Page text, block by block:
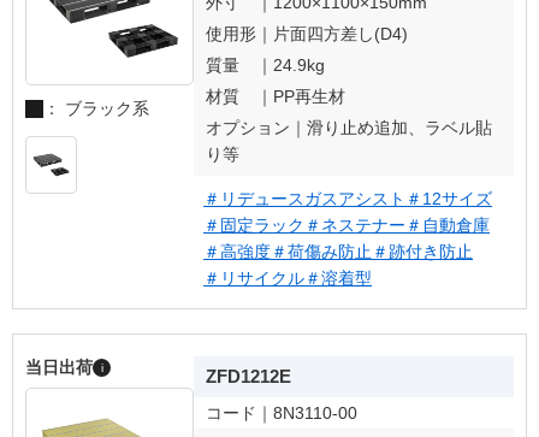
： ブラック系
使用形｜ 片面四方差し(D4)
質量 ｜ 24.9kg
材質 ｜ PP再生材
オプション｜ 滑り止め追加、ラベル貼
り等
＃リデュースガスアシスト ＃12サイズ
＃固定ラック ＃ネステナー ＃自動倉庫
＃高強度＃荷傷み防止 ＃跡付き防止
＃リサイクル＃溶着型
当日出荷 i ZFD1212E
コード｜ 8N3110-00